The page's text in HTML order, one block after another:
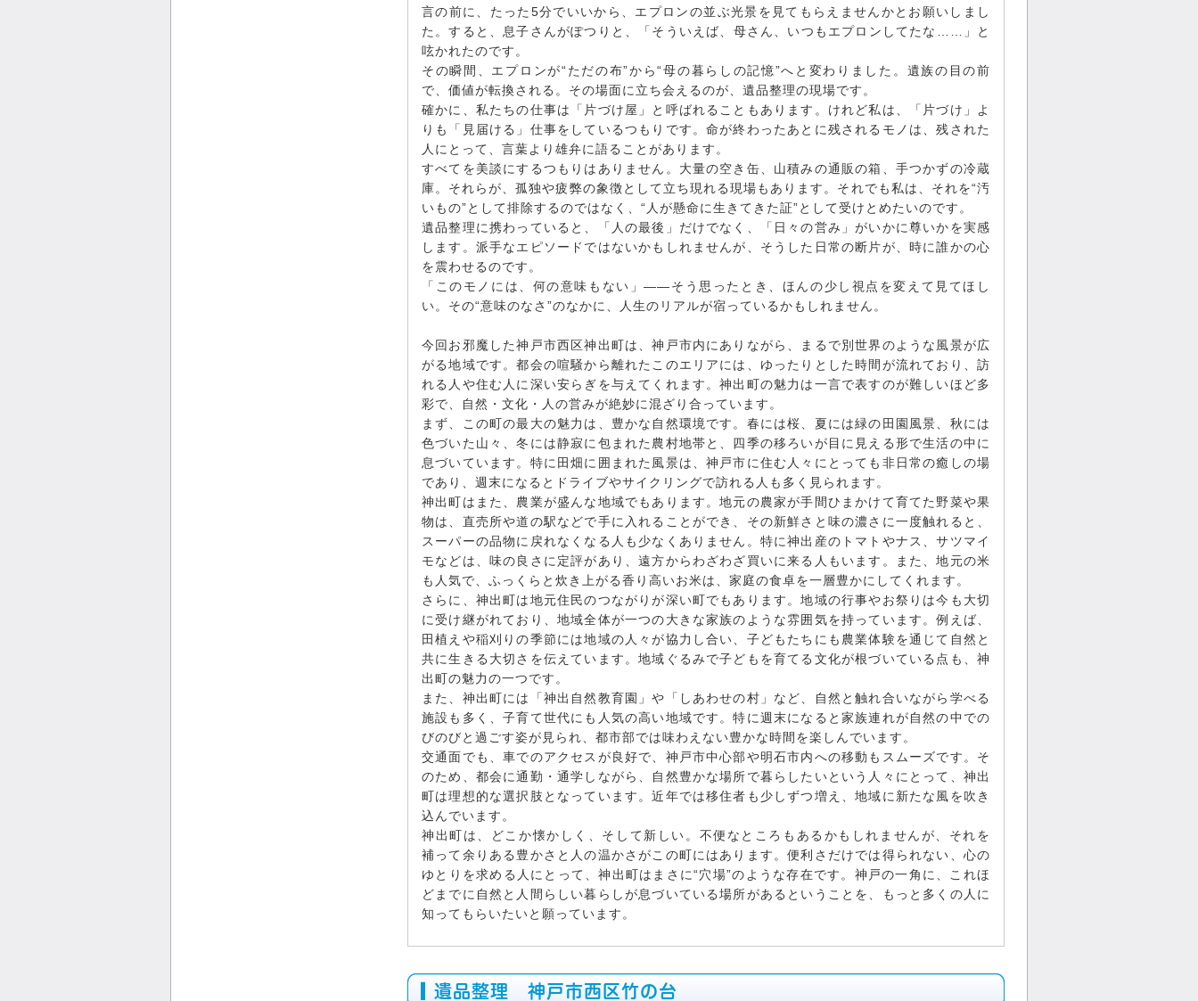
言の前に、たった5分でいいから、エプロンの並ぶ光景を見てもらえませんかとお願いしまし
た。すると、息子さんがぽつりと、「そういえば、母さん、いつもエプロンしてたな……」と
呟かれたのです。
その瞬間、エプロンが“ただの布”から“母の暮らしの記憶”へと変わりました。遺族の目の前
で、価値が転換される。その場面に立ち会えるのが、遺品整理の現場です。
確かに、私たちの仕事は「片づけ屋」と呼ばれることもあります。けれど私は、「片づけ」よ
りも「見届ける」仕事をしているつもりです。命が終わったあとに残されるモノは、残された
人にとって、言葉より雄弁に語ることがあります。
すべてを美談にするつもりはありません。大量の空き缶、山積みの通販の箱、手つかずの冷蔵
庫。それらが、孤独や疲弊の象徴として立ち現れる現場もあります。それでも私は、それを“汚
いもの”として排除するのではなく、“人が懸命に生きてきた証”として受けとめたいのです。
遺品整理に携わっていると、「人の最後」だけでなく、「日々の営み」がいかに尊いかを実感
します。派手なエピソードではないかもしれませんが、そうした日常の断片が、時に誰かの心
を震わせるのです。
「このモノには、何の意味もない」——そう思ったとき、ほんの少し視点を変えて見てほし
い。その“意味のなさ”のなかに、人生のリアルが宿っているかもしれません。
今回お邪魔した神戸市西区神出町は、神戸市内にありながら、まるで別世界のような風景が広
がる地域です。都会の喧騒から離れたこのエリアには、ゆったりとした時間が流れており、訪
れる人や住む人に深い安らぎを与えてくれます。神出町の魅力は一言で表すのが難しいほど多
彩で、自然・文化・人の営みが絶妙に混ざり合っています。
まず、この町の最大の魅力は、豊かな自然環境です。春には桜、夏には緑の田園風景、秋には
色づいた山々、冬には静寂に包まれた農村地帯と、四季の移ろいが目に見える形で生活の中に
息づいています。特に田畑に囲まれた風景は、神戸市に住む人々にとっても非日常の癒しの場
であり、週末になるとドライブやサイクリングで訪れる人も多く見られます。
神出町はまた、農業が盛んな地域でもあります。地元の農家が手間ひまかけて育てた野菜や果
物は、直売所や道の駅などで手に入れることができ、その新鮮さと味の濃さに一度触れると、
スーパーの品物に戻れなくなる人も少なくありません。特に神出産のトマトやナス、サツマイ
モなどは、味の良さに定評があり、遠方からわざわざ買いに来る人もいます。また、地元の米
も人気で、ふっくらと炊き上がる香り高いお米は、家庭の食卓を一層豊かにしてくれます。
さらに、神出町は地元住民のつながりが深い町でもあります。地域の行事やお祭りは今も大切
に受け継がれており、地域全体が一つの大きな家族のような雰囲気を持っています。例えば、
田植えや稲刈りの季節には地域の人々が協力し合い、子どもたちにも農業体験を通じて自然と
共に生きる大切さを伝えています。地域ぐるみで子どもを育てる文化が根づいている点も、神
出町の魅力の一つです。
また、神出町には「神出自然教育園」や「しあわせの村」など、自然と触れ合いながら学べる
施設も多く、子育て世代にも人気の高い地域です。特に週末になると家族連れが自然の中での
びのびと過ごす姿が見られ、都市部では味わえない豊かな時間を楽しんでいます。
交通面でも、車でのアクセスが良好で、神戸市中心部や明石市内への移動もスムーズです。そ
のため、都会に通勤・通学しながら、自然豊かな場所で暮らしたいという人々にとって、神出
町は理想的な選択肢となっています。近年では移住者も少しずつ増え、地域に新たな風を吹き
込んでいます。
神出町は、どこか懐かしく、そして新しい。不便なところもあるかもしれませんが、それを
補って余りある豊かさと人の温かさがこの町にはあります。便利さだけでは得られない、心の
ゆとりを求める人にとって、神出町はまさに“穴場”のような存在です。神戸の一角に、これほ
どまでに自然と人間らしい暮らしが息づいている場所があるということを、もっと多くの人に
知ってもらいたいと願っています。
遺品整理 神戸市西区竹の台